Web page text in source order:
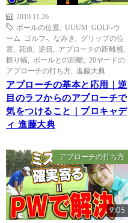
2019.11.26
ボールの位置
UUUM GOLF-ウ
ーム ゴルフ-
なみき
グリップの位
置
花道 逆目 アプローチの距離感
振り幅
ボールとの距離
20ヤードの
アプローチの打ち方
進藤大典
アプローチの基本と応用｜逆
目のラフからのアプローチで
気をつけること｜プロキャデ
ィ 進藤大典
アプローチの打ち方
9:05